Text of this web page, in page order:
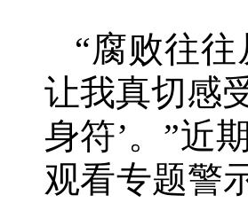
“腐败往
让我真切感
身符’。”近
观看专题警